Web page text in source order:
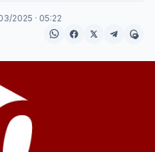
2025 · 05:22